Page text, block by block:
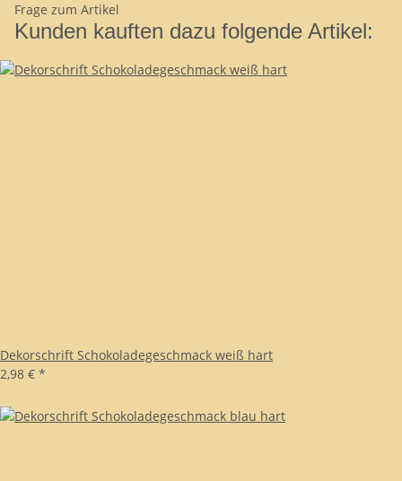
Frage zum Artikel
Kunden kauften dazu folgende Artikel:
Dekorschrift Schokoladegeschmack weiß hart
2,98 € *